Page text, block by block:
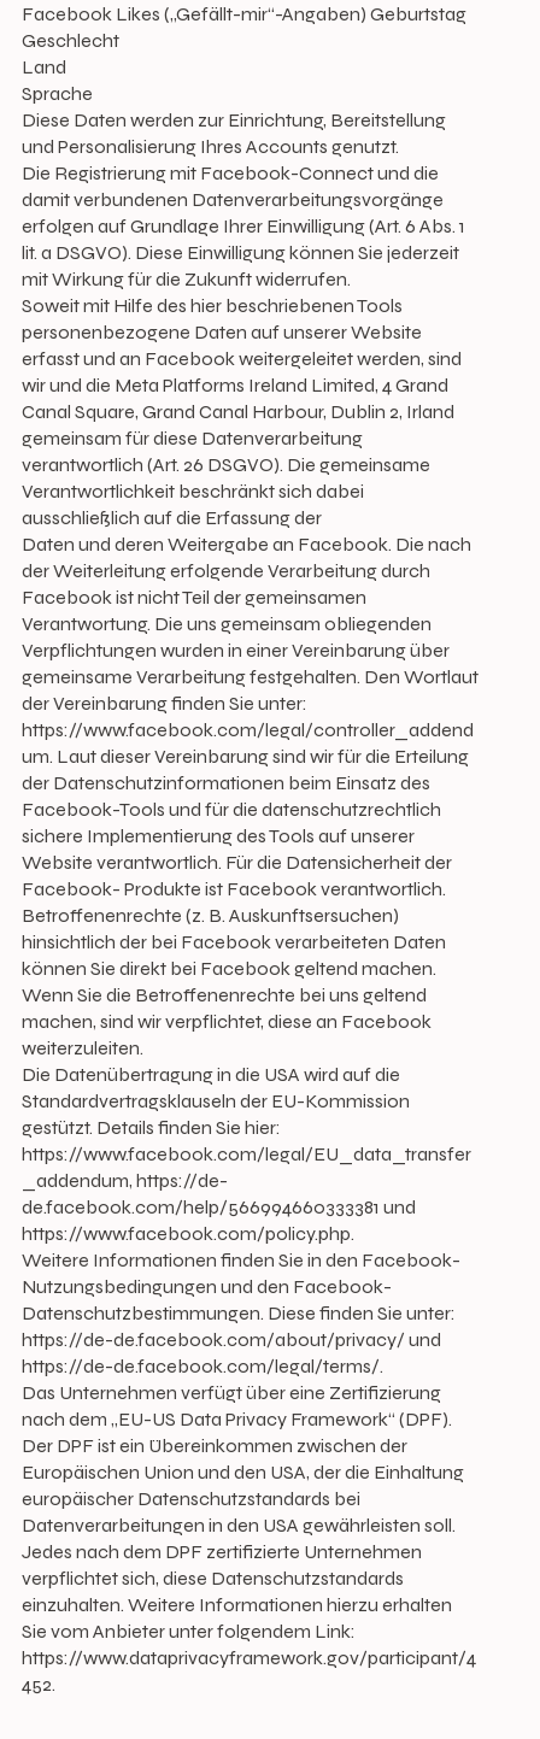
Facebook Likes („Gefällt-mir“-Angaben) Geburtstag
Geschlecht
Land
Sprache
Diese Daten werden zur Einrichtung, Bereitstellung
und Personalisierung Ihres Accounts genutzt.
Die Registrierung mit Facebook-Connect und die
damit verbundenen Datenverarbeitungsvorgänge
erfolgen auf Grundlage Ihrer Einwilligung (Art. 6 Abs. 1
lit. a DSGVO). Diese Einwilligung können Sie jederzeit
mit Wirkung für die Zukunft widerrufen.
Soweit mit Hilfe des hier beschriebenen Tools
personenbezogene Daten auf unserer Website
erfasst und an Facebook weitergeleitet werden, sind
wir und die Meta Platforms Ireland Limited, 4 Grand
Canal Square, Grand Canal Harbour, Dublin 2, Irland
gemeinsam für diese Datenverarbeitung
verantwortlich (Art. 26 DSGVO). Die gemeinsame
Verantwortlichkeit beschränkt sich dabei
ausschließlich auf die Erfassung der
Daten und deren Weitergabe an Facebook. Die nach
der Weiterleitung erfolgende Verarbeitung durch
Facebook ist nicht Teil der gemeinsamen
Verantwortung. Die uns gemeinsam obliegenden
Verpflichtungen wurden in einer Vereinbarung über
gemeinsame Verarbeitung festgehalten. Den Wortlaut
der Vereinbarung finden Sie unter:
https://www.facebook.com/legal/controller_addend
um. Laut dieser Vereinbarung sind wir für die Erteilung
der Datenschutzinformationen beim Einsatz des
Facebook-Tools und für die datenschutzrechtlich
sichere Implementierung des Tools auf unserer
Website verantwortlich. Für die Datensicherheit der
Facebook- Produkte ist Facebook verantwortlich.
Betroffenenrechte (z. B. Auskunftsersuchen)
hinsichtlich der bei Facebook verarbeiteten Daten
können Sie direkt bei Facebook geltend machen.
Wenn Sie die Betroffenenrechte bei uns geltend
machen, sind wir verpflichtet, diese an Facebook
weiterzuleiten.
Die Datenübertragung in die USA wird auf die
Standardvertragsklauseln der EU-Kommission
gestützt. Details finden Sie hier:
https://www.facebook.com/legal/EU_data_transfer
_addendum, https://de-
de.facebook.com/help/566994660333381 und
https://www.facebook.com/policy.php.
Weitere Informationen finden Sie in den Facebook-
Nutzungsbedingungen und den Facebook-
Datenschutzbestimmungen. Diese finden Sie unter:
https://de-de.facebook.com/about/privacy/ und
https://de-de.facebook.com/legal/terms/.
Das Unternehmen verfügt über eine Zertifizierung
nach dem „EU-US Data Privacy Framework“ (DPF).
Der DPF ist ein Übereinkommen zwischen der
Europäischen Union und den USA, der die Einhaltung
europäischer Datenschutzstandards bei
Datenverarbeitungen in den USA gewährleisten soll.
Jedes nach dem DPF zertifizierte Unternehmen
verpflichtet sich, diese Datenschutzstandards
einzuhalten. Weitere Informationen hierzu erhalten
Sie vom Anbieter unter folgendem Link:
https://www.dataprivacyframework.gov/participant/4
452.